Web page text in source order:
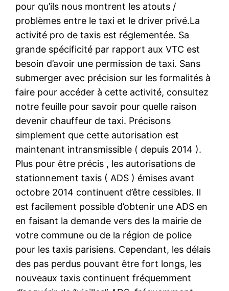
pour qu’ils nous montrent les atouts /
problèmes entre le taxi et le driver privé.La
activité pro de taxis est réglementée. Sa
grande spécificité par rapport aux VTC est
besoin d’avoir une permission de taxi. Sans
submerger avec précision sur les formalités à
faire pour accéder à cette activité, consultez
notre feuille pour savoir pour quelle raison
devenir chauffeur de taxi. Précisons
simplement que cette autorisation est
maintenant intransmissible ( depuis 2014 ).
Plus pour être précis , les autorisations de
stationnement taxis ( ADS ) émises avant
octobre 2014 continuent d’être cessibles. Il
est facilement possible d’obtenir une ADS en
en faisant la demande vers des la mairie de
votre commune ou de la région de police
pour les taxis parisiens. Cependant, les délais
des pas perdus pouvant être fort longs, les
nouveaux taxis continuent fréquemment